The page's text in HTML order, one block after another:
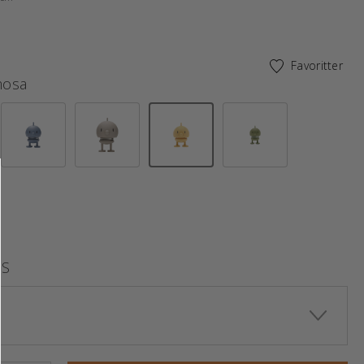
Favoritter
valgte
S